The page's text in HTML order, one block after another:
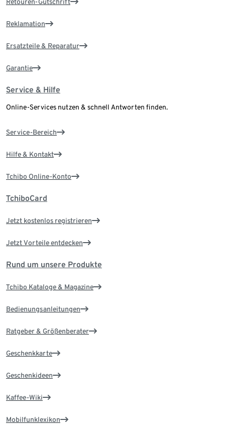
Retouren-Gutschrift
Reklamation
Ersatzteile & Reparatur
Garantie
Service & Hilfe
Online-Services nutzen & schnell Antworten finden.
Service-Bereich
Hilfe & Kontakt
Tchibo Online-Konto
TchiboCard
Jetzt kostenlos registrieren
Jetzt Vorteile entdecken
Rund um unsere Produkte
Tchibo Kataloge & Magazine
Bedienungsanleitungen
Ratgeber & Größenberater
Geschenkkarte
Geschenkideen
Kaffee-Wiki
Mobilfunklexikon